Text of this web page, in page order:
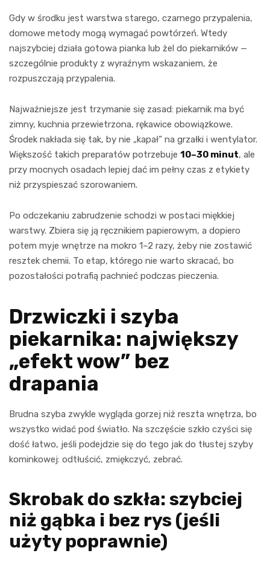
Gdy w środku jest warstwa starego, czarnego przypalenia,
domowe metody mogą wymagać powtórzeń. Wtedy
najszybciej działa gotowa pianka lub żel do piekarników —
szczególnie produkty z wyraźnym wskazaniem, że
rozpuszczają przypalenia.
Najważniejsze jest trzymanie się zasad: piekarnik ma być
zimny, kuchnia przewietrzona, rękawice obowiązkowe.
Środek nakłada się tak, by nie „kapał” na grzałki i wentylator.
Większość takich preparatów potrzebuje 10–30 minut, ale
przy mocnych osadach lepiej dać im pełny czas z etykiety
niż przyspieszać szorowaniem.
Po odczekaniu zabrudzenie schodzi w postaci miękkiej
warstwy. Zbiera się ją ręcznikiem papierowym, a dopiero
potem myje wnętrze na mokro 1–2 razy, żeby nie zostawić
resztek chemii. To etap, którego nie warto skracać, bo
pozostałości potrafią pachnieć podczas pieczenia.
Drzwiczki i szyba
piekarnika: największy
„efekt wow” bez
drapania
Brudna szyba zwykle wygląda gorzej niż reszta wnętrza, bo
wszystko widać pod światło. Na szczęście szkło czyści się
dość łatwo, jeśli podejdzie się do tego jak do tłustej szyby
kominkowej: odtłuścić, zmiękczyć, zebrać.
Skrobak do szkła: szybciej
niż gąbka i bez rys (jeśli
użyty poprawnie)